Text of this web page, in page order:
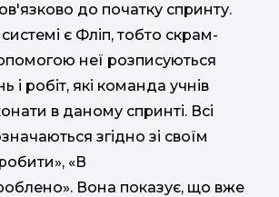
до початку спринту.
є Фліп, тобто скрам-
неї розписуються
і робіт, які команда учнів
в даному спринті. Всі
згідно зі своїм
«В
Вона показує, що вже